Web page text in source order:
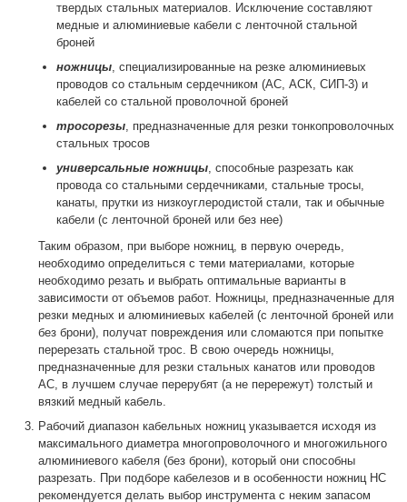
твердых стальных материалов. Исключение составляют
медные и алюминиевые кабели с ленточной стальной
броней
ножницы, специализированные на резке алюминиевых
проводов со стальным сердечником (АС, АСК, СИП-3) и
кабелей со стальной проволочной броней
тросорезы, предназначенные для резки тонкопроволочных
стальных тросов
универсальные ножницы, способные разрезать как
провода со стальными сердечниками, стальные тросы,
канаты, прутки из низкоуглеродистой стали, так и обычные
кабели (с ленточной броней или без нее)
Таким образом, при выборе ножниц, в первую очередь,
необходимо определиться с теми материалами, которые
необходимо резать и выбрать оптимальные варианты в
зависимости от объемов работ. Ножницы, предназначенные для
резки медных и алюминиевых кабелей (с ленточной броней или
без брони), получат повреждения или сломаются при попытке
перерезать стальной трос. В свою очередь ножницы,
предназначенные для резки стальных канатов или проводов
АС, в лучшем случае перерубят (а не перережут) толстый и
вязкий медный кабель.
Рабочий диапазон кабельных ножниц указывается исходя из
максимального диаметра многопроволочного и многожильного
алюминиевого кабеля (без брони), который они способны
разрезать. При подборе кабелезов и в особенности ножниц НС
рекомендуется делать выбор инструмента с неким запасом